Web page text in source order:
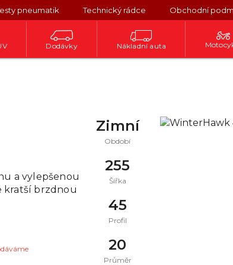
pneumatik Technický rádce Obchodní
Dodávky Nákladní auta
a vylepšenou
kratší brzdnou
Zimní
Období
255
Šířka
45
Profil
20
Průměr